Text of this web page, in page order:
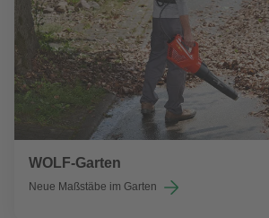
WOLF-Garten
Neue Maßstäbe im Garten